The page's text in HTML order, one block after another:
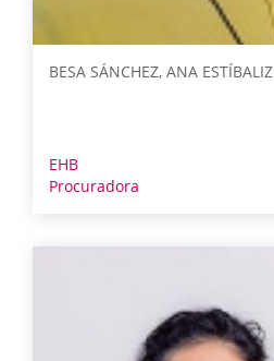
BESA SÁNCHEZ, ANA ESTÍBALIZ
EHB
Procuradora